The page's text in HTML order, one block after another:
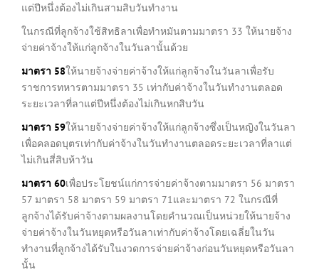
แต่ปีหนึ่งต้องไม่เกินสามสิบวันทำงาน
ในกรณีที่ลูกจ้างใช้สิทธิลาเพื่อทำหมันตามมาตรา 33 ให้นายจ้าง
จ่ายค่าจ้างให้แก่ลูกจ้างในวันลานั้นด้วย
มาตรา 58ให้นายจ้างจ่ายค่าจ้างให้แก่ลูกจ้างในวันลาเพื่อรับ
ราชการทหารตามมาตรา 35 เท่ากับค่าจ้างในวันทำงานตลอด
ระยะเวลาที่ลาแต่ปีหนึ่งต้องไม่เกินหกสิบวัน
มาตรา 59ให้นายจ้างจ่ายค่าจ้างให้แก่ลูกจ้างซึ่งเป็นหญิงในวันลา
เพื่อคลอดบุตรเท่ากับค่าจ้างในวันทำงานตลอดระยะเวลาที่ลาแต่
ไม่เกินสี่สิบห้าวัน
มาตรา 60เพื่อประโยชน์แก่การจ่ายค่าจ้างตามมาตรา 56 มาตรา
57 มาตรา 58 มาตรา 59 มาตรา 71และมาตรา 72 ในกรณีที่
ลูกจ้างได้รับค่าจ้างตามผลงานโดยคำนวณเป็นหน่วยให้นายจ้าง
จ่ายค่าจ้างในวันหยุดหรือวันลาเท่ากับค่าจ้างโดยเฉลี่ยในวัน
ทำงานที่ลูกจ้างได้รับในงวดการจ่ายค่าจ้างก่อนวันหยุดหรือวันลา
นั้น